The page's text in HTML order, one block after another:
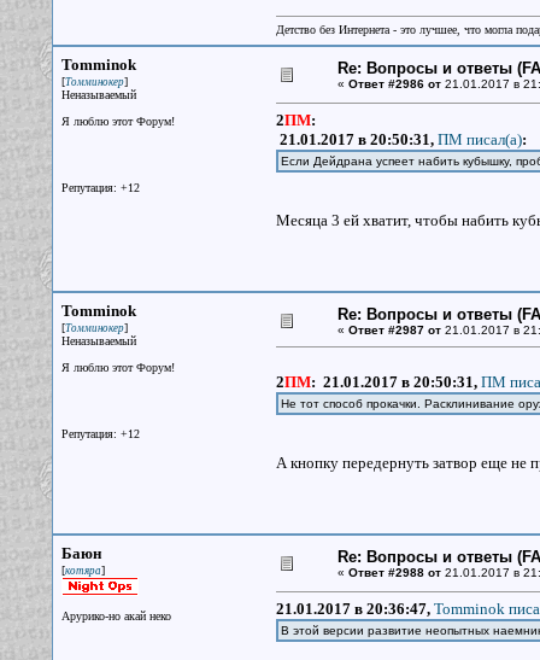
Детство без Интернета - это лучшее, что могла
Tomminok
[Томминокер]
Неназываемый
Я люблю этот Форум!
Репутация: +12
Re: Вопросы и ответы
« Ответ #2986 от21.01.2017 в
2ПМ:
21.01.2017 в 20:50:31, ПМ писал(a):
Если Дейдрана успеет набить кубышку,
Месяца 3 ей хватит, чтобы набить
Tomminok
[Томминокер]
Неназываемый
Я люблю этот Форум!
Репутация: +12
Re: Вопросы и ответы
« Ответ #2987 от21.01.2017 в
2ПМ: 21.01.2017 в 20:50:31, ПМ
Не тот способ прокачки. Расклинивание
А кнопку передернуть затвор еще не
Баюн
[котяра]
Арурико-но акай неко
Re: Вопросы и ответы
« Ответ #2988 от21.01.2017 в
21.01.2017 в 20:36:47, Tomminok
В этой версии развитие неопытных